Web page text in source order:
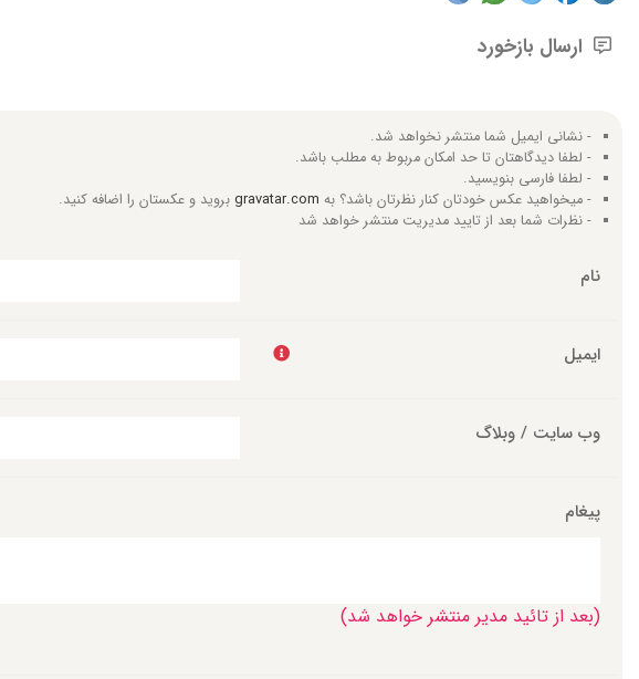
ارسال بازخورد
- نشانی ایمیل شما منتشر نخواهد شد.
- لطفا دیدگاهتان تا حد امکان مربوط به مطلب باشد.
- لطفا فارسی بنویسید.
- میخواهید عکس خودتان کنار نظرتان باشد؟ به gravatar.com بروید و عکستان را اضافه کنید.
- نظرات شما بعد از تایید مدیریت منتشر خواهد شد
نام
ایمیل
وب سایت / وبلاگ
پیغام
(بعد از تائید مدیر منتشر خواهد شد)